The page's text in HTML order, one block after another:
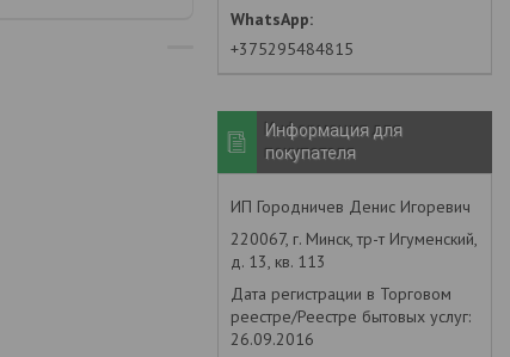
+375295484815
Информация для
покупателя
ИП Городничев Денис Игоревич
220067, г. Минск, тр-т Игуменский,
д. 13, кв. 113
Дата регистрации в Торговом
реестре/Реестре бытовых услуг:
26.09.2016